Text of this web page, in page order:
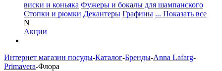
виски и коньяка Фужеры и бокалы для шампанского
Стопки и рюмки Декантеры Графины ... Показать все
N
Акции
Интернет магазин посуды-Каталог-Бренды-Anna Lafarg-
Primavera-Флора